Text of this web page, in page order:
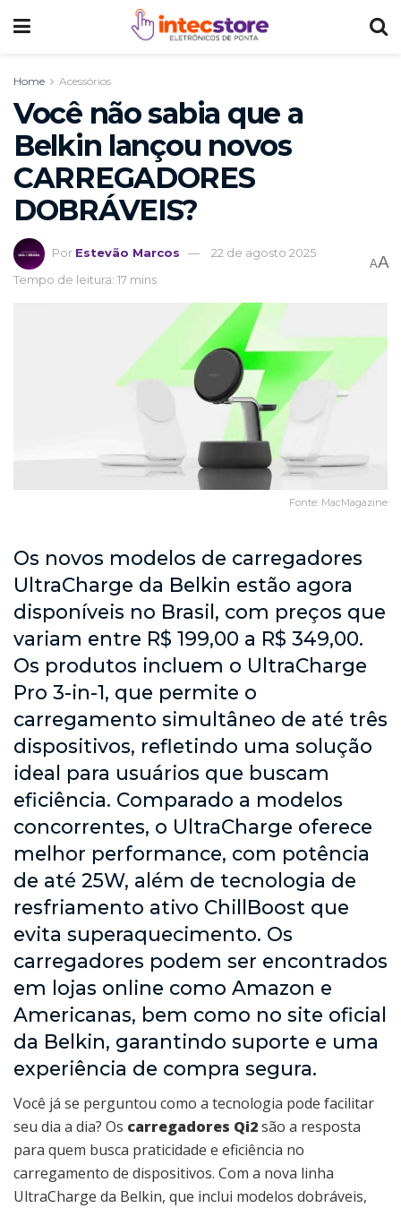
Home Acessórios
Você não sabia que a
Belkin lançou novos
CARREGADORES
DOBRÁVEIS?
Por Estevão Marcos
22 de agosto 2025
Tempo de leitura: 17 mins
AA
Fonte: MacMagazine
Os novos modelos de carregadores
UltraCharge da Belkin estão agora
disponíveis no Brasil, com preços que
variam entre R$ 199,00 a R$ 349,00.
Os produtos incluem o UltraCharge
Pro 3-in-1, que permite o
carregamento simultâneo de até três
dispositivos, refletindo uma solução
ideal para usuários que buscam
eficiência. Comparado a modelos
concorrentes, o UltraCharge oferece
melhor performance, com potência
de até 25W, além de tecnologia de
resfriamento ativo ChillBoost que
evita superaquecimento. Os
carregadores podem ser encontrados
em lojas online como Amazon e
Americanas, bem como no site oficial
da Belkin, garantindo suporte e uma
experiência de compra segura.
Você já se perguntou como a tecnologia pode facilitar
seu dia a dia? Os carregadores Qi2são a resposta
para quem busca praticidade e eficiência no
carregamento de dispositivos. Com a nova linha
UltraCharge da Belkin, que inclui modelos dobráveis,